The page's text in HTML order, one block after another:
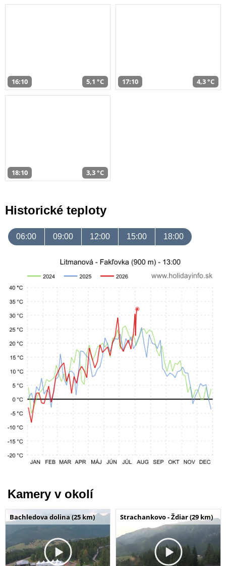
16:10 5,1 °C 17:10 4,3 °C
18:10 3,3 °C
Historické teploty
06:00 09:00 12:00 15:00 18:00
Kamery v okolí
Bachledova dolina (25 km) Strachankovo - Ždiar (29 km)